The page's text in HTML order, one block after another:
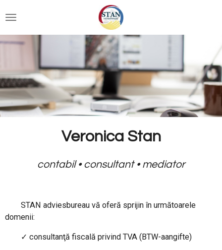
direct
naar
de
Veronica Stan
contabil•consultant•mediator
STAN adviesbureau vă oferă sprijin în următoarele
domenii:
✓ consultanţă fiscală privind TVA (BTW-aangifte)